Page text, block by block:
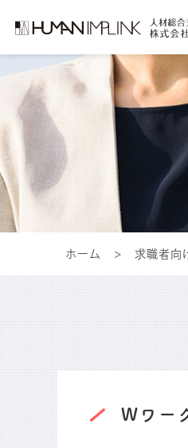
ホーム > 求職者向
Wワー